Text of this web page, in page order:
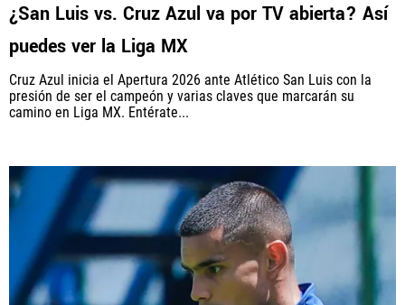
¿San Luis vs. Cruz Azul va por TV abierta? Así
puedes ver la Liga MX
Cruz Azul inicia el Apertura 2026 ante Atlético San Luis con la
presión de ser el campeón y varias claves que marcarán su
camino en Liga MX. Entérate...